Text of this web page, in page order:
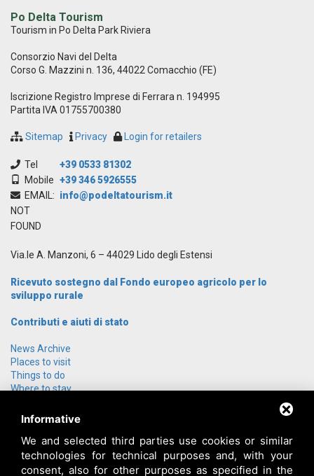
Po Delta Tourism
Tourism in Po Delta Park Riviera
Consorzio Navi del Delta
Corso G. Mazzini n. 136, 44022 Comacchio (FE)
Iscrizione Registro Imprese di Ferrara n. 194995
Partita IVA 01755700380
Sitemap Privacy Login for retailers
Tel
+39 0533 81302
Mobile +39 346 5926555
EMAIL:
NOT
FOUND
info@podeltatourism.it
Via.le A. Manzoni, 6 – 44029 Lido degli Estensi
Ricevuto sostegno dal Fondo europeo agricolo per lo
sviluppo rurale
Contributi e aiuti di stato
News Archive
Places to visit
Things to do
Where to stay
How to get here
Contact us
Login
Informative
We and selected third parties use cookies or similar
technologies for technical purposes and, with your
consent, also for other purposes as specified in the